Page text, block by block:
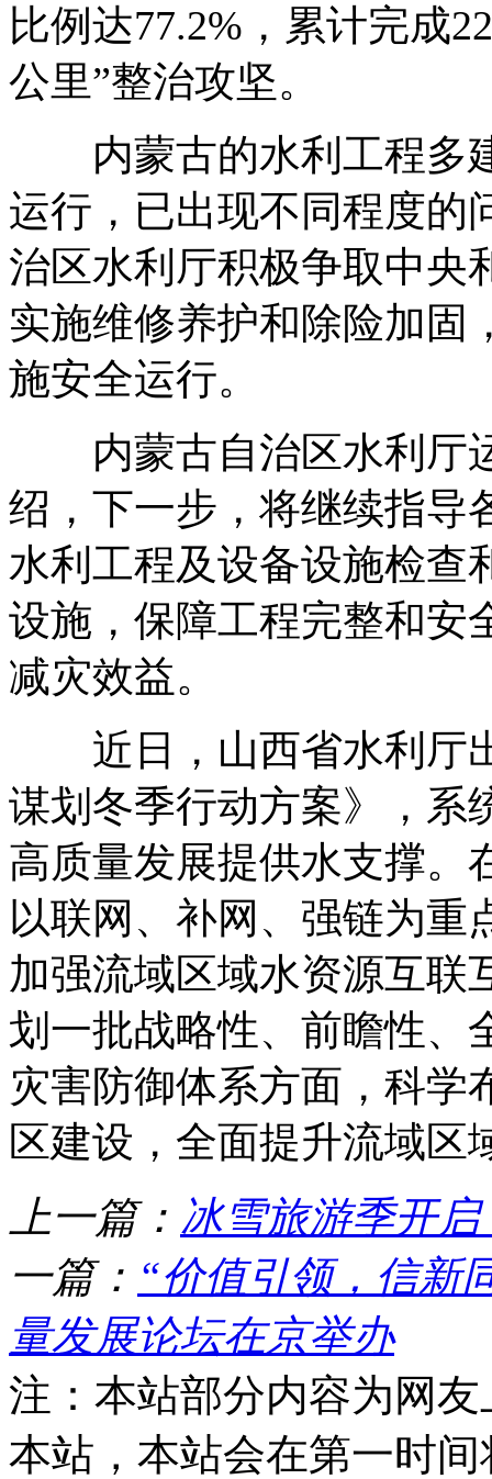
比例达77.2%，累计完成
公里”整治攻坚。
内蒙古的水利工程多
运行，已出现不同程度的
治区水利厅积极争取中央
实施维修养护和除险加固
施安全运行。
内蒙古自治区水利厅
绍，下一步，将继续指导
水利工程及设备设施检查
设施，保障工程完整和安
减灾效益。
近日，山西省水利厅
谋划冬季行动方案》，系
高质量发展提供水支撑。
以联网、补网、强链为重
加强流域区域水资源互联
划一批战略性、前瞻性、
灾害防御体系方面，科学
区建设，全面提升流域区
上一篇： 冰雪旅游季开
一篇： “价值引领，信新
量发展论坛在京举办
注：本站部分内容为网
本站，本站会在第一时